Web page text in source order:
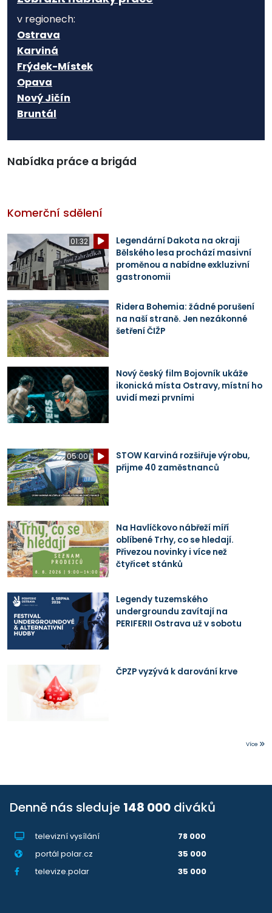
v regionech:
Ostrava
Karviná
Frýdek-Místek
Opava
Nový Jičín
Bruntál
Nabídka práce a brigád
Komerční sdělení
01:32
Legendární Dakota na okraji
Bělského lesa prochází masivní
proměnou a nabídne exkluzivní
gastronomii
Ridera Bohemia: žádné porušení
na naší straně. Jen nezákonné
šetření ČIŽP
Nový český film Bojovník ukáže
ikonická místa Ostravy, místní ho
uvidí mezi prvními
05:00
STOW Karviná rozšiřuje výrobu,
přijme 40 zaměstnanců
Na Havlíčkovo nábřeží míří
oblíbené Trhy, co se hledají.
Přivezou novinky i více než
čtyřicet stánků
Legendy tuzemského
undergroundu zavítají na
PERIFERII Ostrava už v sobotu
ČPZP vyzývá k darování krve
Více
Denně nás sleduje 148 000 diváků
televizní vysílání
78 000
portál polar.cz
35 000
televize.polar
35 000